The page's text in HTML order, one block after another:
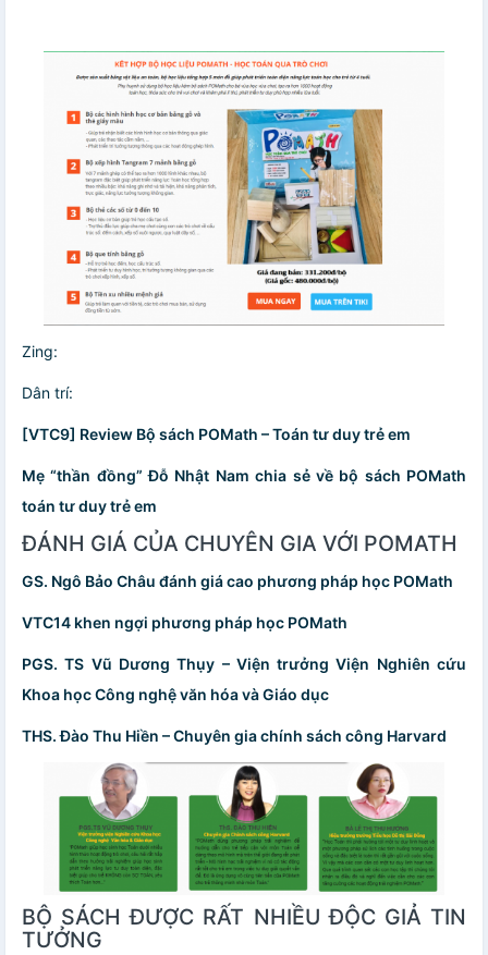
Zing:
Dân trí:
[VTC9] Review Bộ sách POMath – Toán tư duy trẻ em
Mẹ “thần đồng” Đỗ Nhật Nam chia sẻ về bộ sách POMath
toán tư duy trẻ em
ĐÁNH GIÁ CỦA CHUYÊN GIA VỚI POMATH
GS. Ngô Bảo Châu đánh giá cao phương pháp học POMath
VTC14 khen ngợi phương pháp học POMath
PGS. TS Vũ Dương Thụy – Viện trưởng Viện Nghiên cứu
Khoa học Công nghệ văn hóa và Giáo dục
THS. Đào Thu Hiền – Chuyên gia chính sách công Harvard
BỘ SÁCH ĐƯỢC RẤT NHIỀU ĐỘC GIẢ TIN
TƯỞNG